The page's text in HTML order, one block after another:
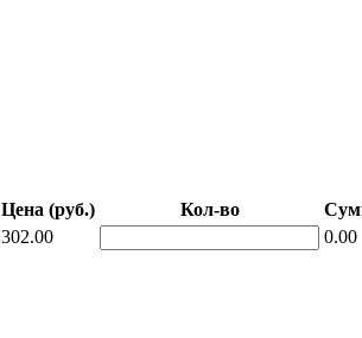
Цена (руб.) Кол-во
302.00
0.00